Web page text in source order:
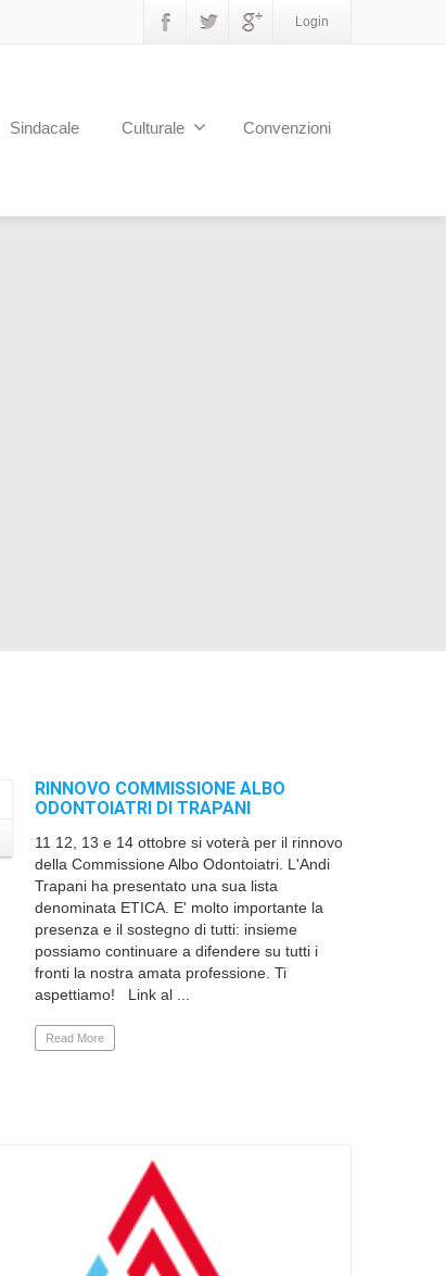
Login
Sindacale Culturale Convenzioni
RINNOVO COMMISSIONE ALBO
ODONTOIATRI DI TRAPANI
11 12, 13 e 14 ottobre si voterà per il rinnovo
della Commissione Albo Odontoiatri. L'Andi
Trapani ha presentato una sua lista
denominata ETICA. E' molto importante la
presenza e il sostegno di tutti: insieme
possiamo continuare a difendere su tutti i
fronti la nostra amata professione. Ti
aspettiamo! Link al ...
Read More